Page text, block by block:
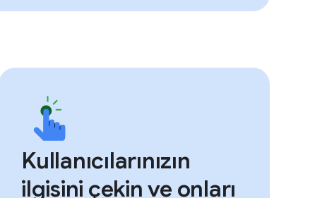
Kullanıcılarınızın
ilgisini çekin ve onları